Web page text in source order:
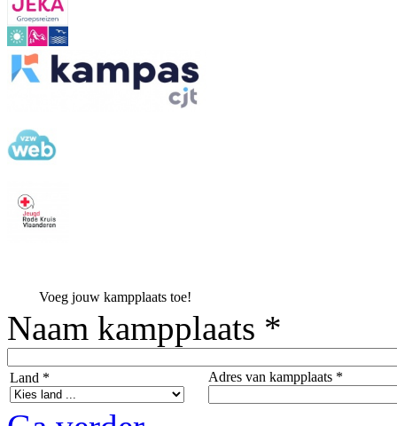
Voeg jouw kampplaats toe!
Naam kampplaats *
Land * Adres van kampplaats *